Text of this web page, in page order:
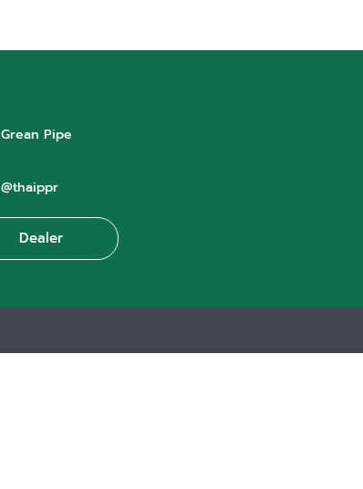
Grean Pipe
@thaippr
Dealer